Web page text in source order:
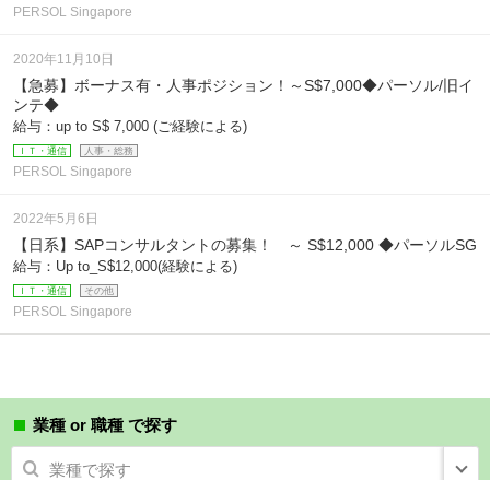
PERSOL Singapore
【急募】ボーナス有・人事ポジション！～S$7,000◆パーソル/旧イ
ンテ◆
給与：up to S$ 7,000 (ご経験による)
ＩＴ・通信 人事・総務
2020年11月10日
PERSOL Singapore
【日系】SAPコンサルタントの募集！ ～ S$12,000 ◆パーソルSG
給与：Up to_S$12,000(経験による)
ＩＴ・通信 その他
2022年5月6日
PERSOL Singapore
業種 or 職種 で探す
業種で探す